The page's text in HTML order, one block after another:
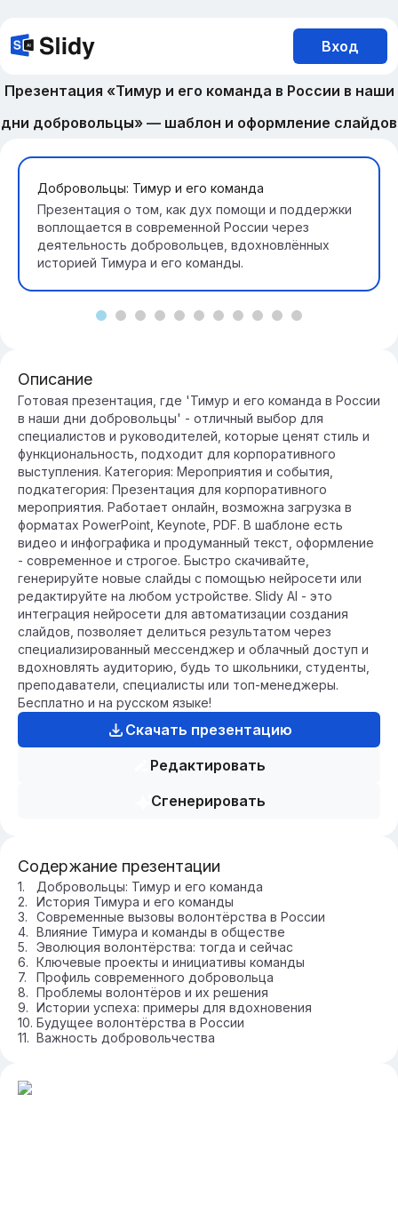
Вход
Презентация «Тимур и его команда в России в наши
дни добровольцы» — шаблон и оформление слайдов
Добровольцы: Тимур и его команда
Презентация о том, как дух помощи и поддержки
воплощается в современной России через
деятельность добровольцев, вдохновлённых
историей Тимура и его команды.
Описание
Готовая презентация, где 'Тимур и его команда в России
в наши дни добровольцы' - отличный выбор для
специалистов и руководителей, которые ценят стиль и
функциональность, подходит для корпоративного
выступления. Категория: Мероприятия и события,
подкатегория: Презентация для корпоративного
мероприятия. Работает онлайн, возможна загрузка в
форматах PowerPoint, Keynote, PDF. В шаблоне есть
видео и инфографика и продуманный текст, оформление
- современное и строгое. Быстро скачивайте,
генерируйте новые слайды с помощью нейросети или
редактируйте на любом устройстве. Slidy AI - это
интеграция нейросети для автоматизации создания
слайдов, позволяет делиться результатом через
специализированный мессенджер и облачный доступ и
вдохновлять аудиторию, будь то школьники, студенты,
преподаватели, специалисты или топ-менеджеры.
Бесплатно и на русском языке!
Скачать презентацию
Редактировать
Сгенерировать
Содержание презентации
Добровольцы: Тимур и его команда
История Тимура и его команды
Современные вызовы волонтёрства в России
Влияние Тимура и команды в обществе
Эволюция волонтёрства: тогда и сейчас
Ключевые проекты и инициативы команды
Профиль современного добровольца
Проблемы волонтёров и их решения
Истории успеха: примеры для вдохновения
Будущее волонтёрства в России
Важность добровольчества